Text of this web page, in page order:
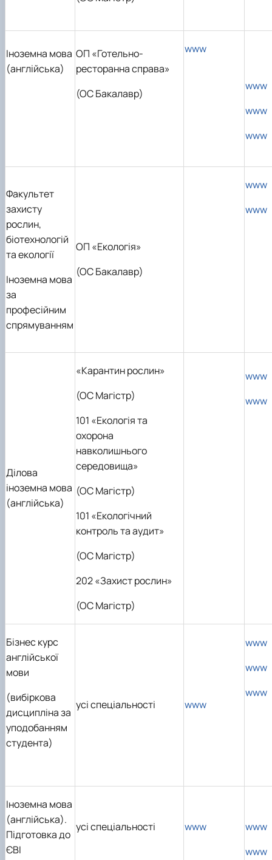
Іноземна мова
(англійська)
ОП «Готельно-
ресторанна справа»
(ОС Бакалавр)
www
www
www
www
Факультет
захисту
рослин,
біотехнологій
та екології
Іноземна мова
за
професійним
спрямуванням
ОП «Екологія»
(OC Бакалавр)
www
www
Ділова
іноземна мова
(англійська)
«Карантин рослин»
(OC Магістр)
101 «Екологія та
охорона
навколишнього
середовища»
(OC Магістр)
101 «Екологічний
контроль та аудит»
(OC Магістр)
202 «Захист рослин»
(OC Магістр)
www
www
Бізнес курс
англійської
мови
(вибіркова
дисципліна за
уподобанням
студента)
усі спеціальності www
www
www
www
Іноземна мова
(англійська).
Підготовка до
ЄВІ
усі спеціальності www
www
www